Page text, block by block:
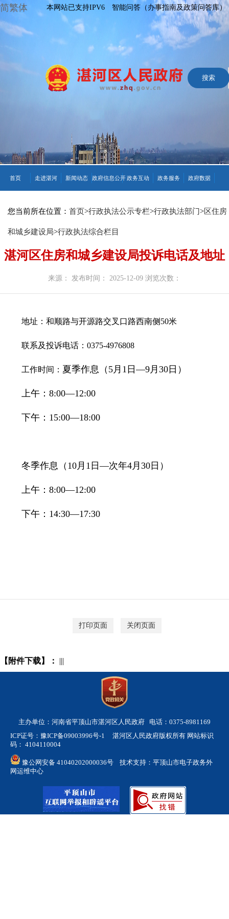
简繁体 本网站已支持IPV6 智能问答（办事指南及政策问答库）
首页 走进湛河 新闻动态 政府信息公开政务互动 政务服务 政府数据
您当前所在位置： 首页>行政执法公示专栏>行政执法部门>区住房
和城乡建设局>行政执法综合栏目
湛河区住房和城乡建设局投诉电话及地址
来源： 发布时间： 2025-12-09 浏览次数：
地址：和顺路与开源路交叉口路西南侧50米
联系及投诉电话：0375-4976808
工作时间： 夏季作息（5月1日—9月30日）
上午：8:00—12:00
下午：15:00—18:00
冬季作息（10月1日—次年4月30日）
上午：8:00—12:00
下午：14:30—17:30
打印页面 关闭页面
【附件下载】： |||
主办单位：河南省平顶山市湛河区人民政府 电话：0375-8981169
ICP证号：豫ICP备09003996号-1 湛河区人民政府版权所有 网站标识
码： 4104110004
豫公网安备 41040202000036号
技术支持：平顶山市电子政务外
网运维中心